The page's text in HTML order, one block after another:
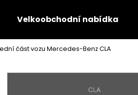
Velkoobchodní nabídka
část vozu Mercedes-Benz CLA
Co potřebujete najít?